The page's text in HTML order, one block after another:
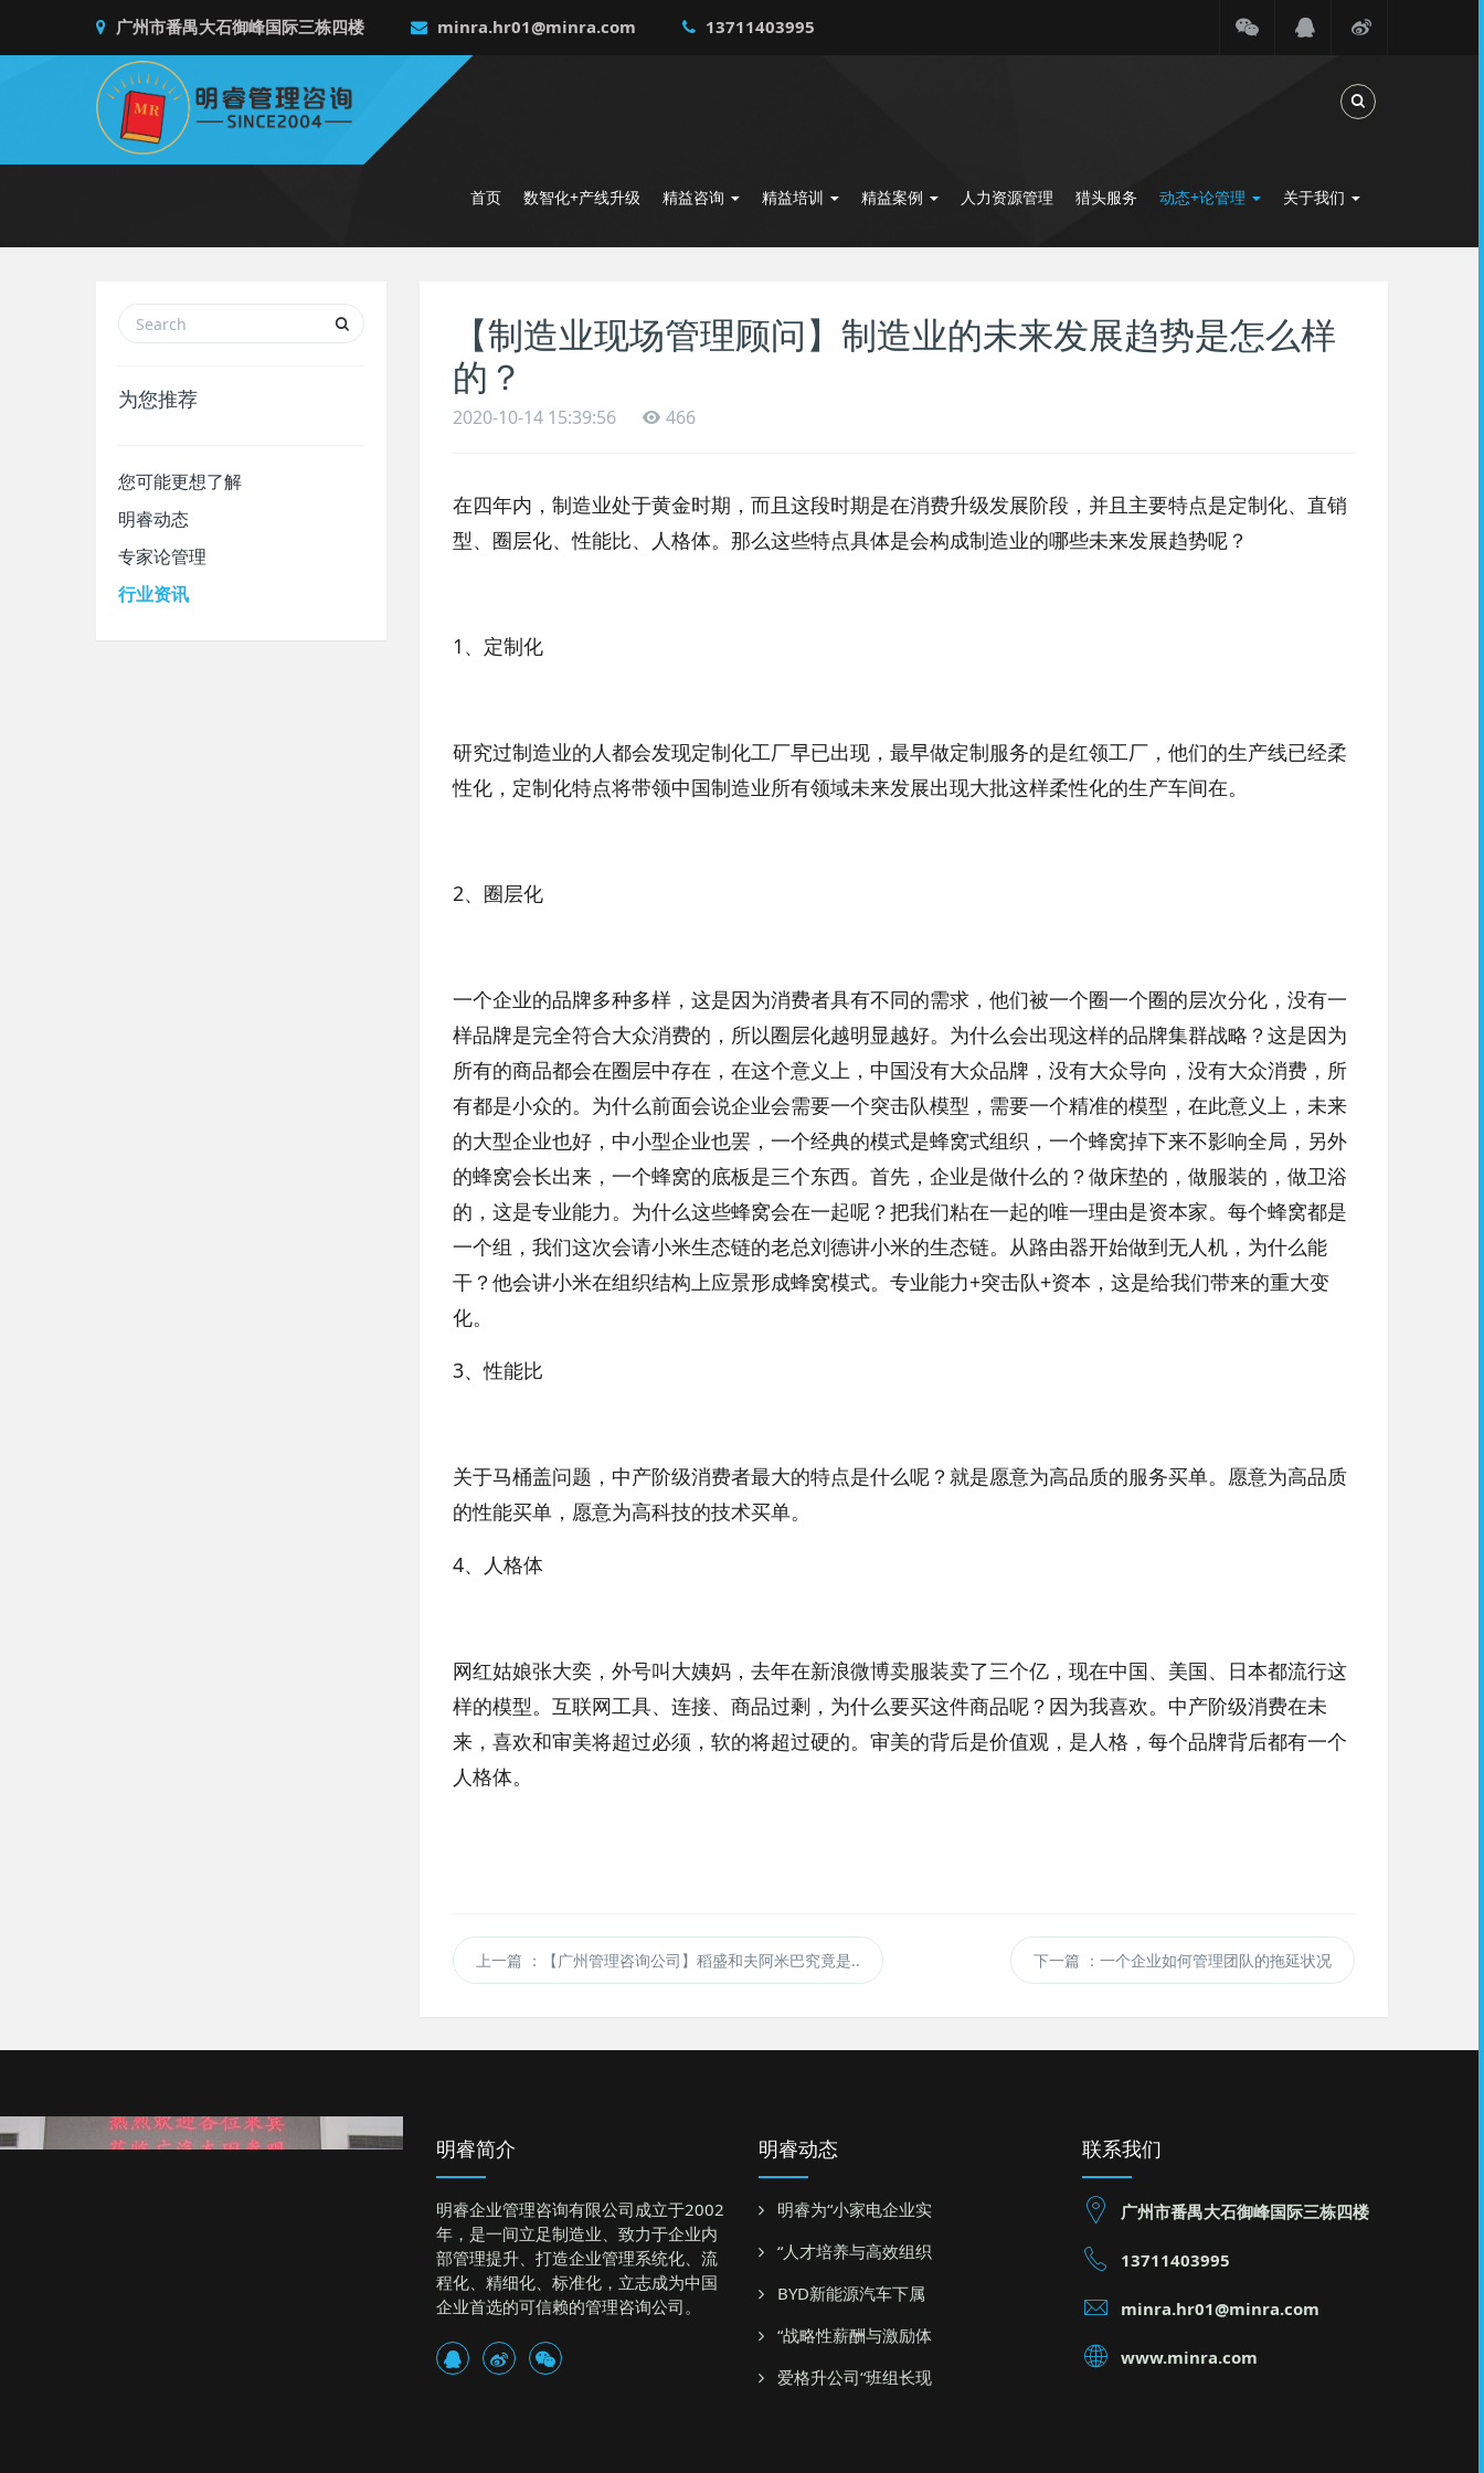
广州市番禺大石御峰国际三栋四楼 minra.hr01@minra.com 13711403995
Toggle Search
首页 数智化+产线升级 精益咨询 精益培训 精益案例 人力资源管理 猎头服务 动态+论管理 关于我们
为您推荐
您可能更想了解
明睿动态
专家论管理
行业资讯
【制造业现场管理顾问】制造业的未来发展趋势是怎么样
的？
2020-10-14 15:39:56 466
在四年内，制造业处于黄金时期，而且这段时期是在消费升级发展阶段，并且主要特点是定制化、直销
型、圈层化、性能比、人格体。那么这些特点具体是会构成制造业的哪些未来发展趋势呢？
1、定制化
研究过制造业的人都会发现定制化工厂早已出现，最早做定制服务的是红领工厂，他们的生产线已经柔
性化，定制化特点将带领中国制造业所有领域未来发展出现大批这样柔性化的生产车间在。
2、圈层化
一个企业的品牌多种多样，这是因为消费者具有不同的需求，他们被一个圈一个圈的层次分化，没有一
样品牌是完全符合大众消费的，所以圈层化越明显越好。为什么会出现这样的品牌集群战略？这是因为
所有的商品都会在圈层中存在，在这个意义上，中国没有大众品牌，没有大众导向，没有大众消费，所
有都是小众的。为什么前面会说企业会需要一个突击队模型，需要一个精准的模型，在此意义上，未来
的大型企业也好，中小型企业也罢，一个经典的模式是蜂窝式组织，一个蜂窝掉下来不影响全局，另外
的蜂窝会长出来，一个蜂窝的底板是三个东西。首先，企业是做什么的？做床垫的，做服装的，做卫浴
的，这是专业能力。为什么这些蜂窝会在一起呢？把我们粘在一起的唯一理由是资本家。每个蜂窝都是
一个组，我们这次会请小米生态链的老总刘德讲小米的生态链。从路由器开始做到无人机，为什么能
干？他会讲小米在组织结构上应景形成蜂窝模式。专业能力+突击队+资本，这是给我们带来的重大变
化。
3、性能比
关于马桶盖问题，中产阶级消费者最大的特点是什么呢？就是愿意为高品质的服务买单。愿意为高品质
的性能买单，愿意为高科技的技术买单。
4、人格体
网红姑娘张大奕，外号叫大姨妈，去年在新浪微博卖服装卖了三个亿，现在中国、美国、日本都流行这
样的模型。互联网工具、连接、商品过剩，为什么要买这件商品呢？因为我喜欢。中产阶级消费在未
来，喜欢和审美将超过必须，软的将超过硬的。审美的背后是价值观，是人格，每个品牌背后都有一个
人格体。
上一篇 ：【广州管理咨询公司】稻盛和夫阿米巴究竟是.. 下一篇 ：一个企业如何管理团队的拖延状况
明睿简介
明睿企业管理咨询有限公司成立于2002
年，是一间立足制造业、致力于企业内
部管理提升、打造企业管理系统化、流
程化、精细化、标准化，立志成为中国
企业首选的可信赖的管理咨询公司。
明睿动态
明睿为“小家电企业实
“人才培养与高效组织
BYD新能源汽车下属
“战略性薪酬与激励体
爱格升公司“班组长现
联系我们
广州市番禺大石御峰国际三栋四楼
13711403995
minra.hr01@minra.com
www.minra.com